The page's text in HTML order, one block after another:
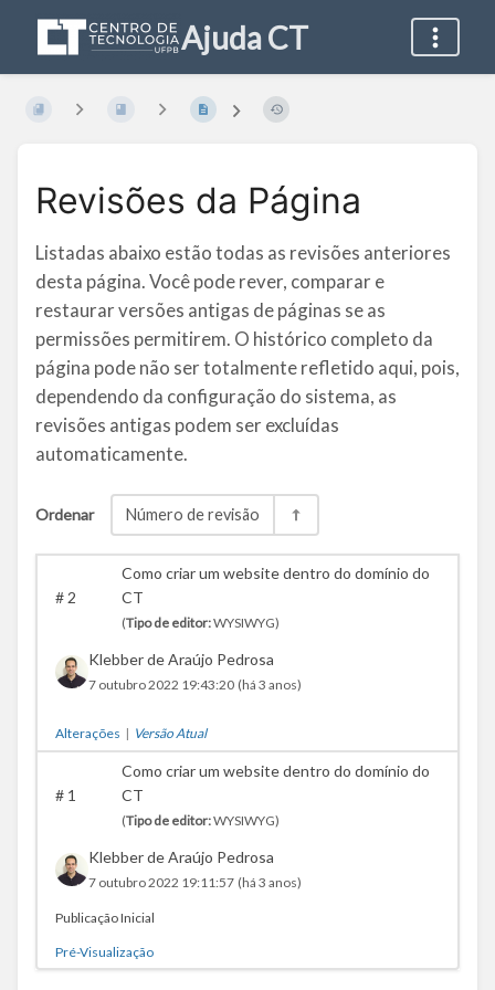
Ajuda CT
Revisões da Página
Listadas abaixo estão todas as revisões anteriores
desta página. Você pode rever, comparar e
restaurar versões antigas de páginas se as
permissões permitirem. O histórico completo da
página pode não ser totalmente refletido aqui, pois,
dependendo da configuração do sistema, as
revisões antigas podem ser excluídas
automaticamente.
Ordenar Número de revisão
#2
Como criar um website dentro do domínio do
CT
(Tipo de editor:WYSIWYG)
Klebber de Araújo Pedrosa
7 outubro 2022 19:43:20 (há 3 anos)
Alterações | Versão Atual
#1
Como criar um website dentro do domínio do
CT
(Tipo de editor:WYSIWYG)
Klebber de Araújo Pedrosa
7 outubro 2022 19:11:57 (há 3 anos)
Publicação Inicial
Pré-Visualização